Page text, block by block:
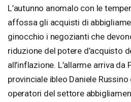
L’autunno anomalo con le
affossa gli acquisti di
ginocchio i negozianti che
riduzione del potere d’acquisto
all’inflazione. L’allarme arriva
provinciale ibleo Daniele
operatori del settore